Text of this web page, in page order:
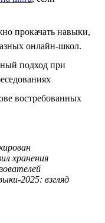
прокачать навыки,
онлайн-школ.
подход при
востребованных
хранения
2025: взгляд